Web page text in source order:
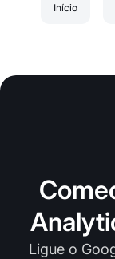
Início
Ligue o